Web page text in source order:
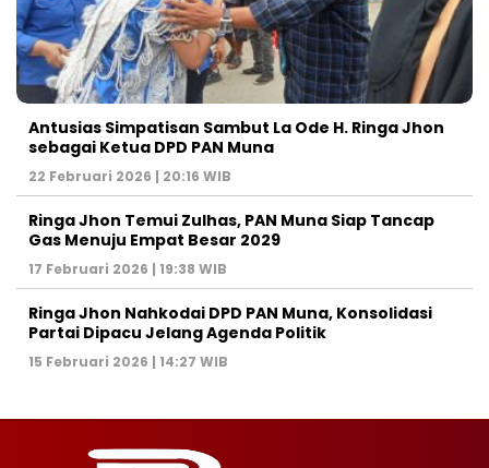
Antusias Simpatisan Sambut La Ode H. Ringa Jhon
sebagai Ketua DPD PAN Muna
22 Februari 2026 | 20:16 WIB
Ringa Jhon Temui Zulhas, PAN Muna Siap Tancap
Gas Menuju Empat Besar 2029
17 Februari 2026 | 19:38 WIB
Ringa Jhon Nahkodai DPD PAN Muna, Konsolidasi
Partai Dipacu Jelang Agenda Politik
15 Februari 2026 | 14:27 WIB